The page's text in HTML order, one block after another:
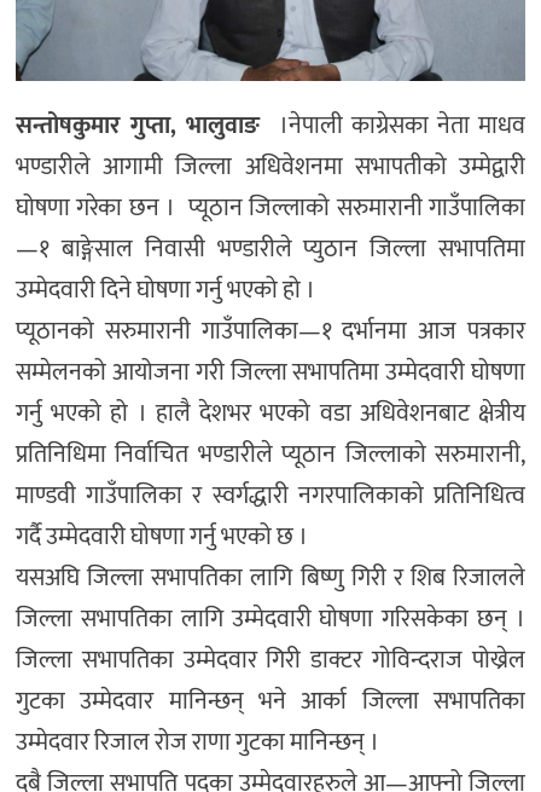
सन्तोषकुमार गुप्ता, भालुवाङ ।नेपाली काग्रेसका नेता माधव
भण्डारीले आगामी जिल्ला अधिवेशनमा सभापतीको उम्मेद्वारी
घोषणा गरेका छन । प्यूठान जिल्लाको सरुमारानी गाउँपालिका
—१ बाङ्गेसाल निवासी भण्डारीले प्युठान जिल्ला सभापतिमा
उम्मेदवारी दिने घोषणा गर्नु भएको हो ।
प्यूठानको सरुमारानी गाउँपालिका—१ दर्भानमा आज पत्रकार
सम्मेलनको आयोजना गरी जिल्ला सभापतिमा उम्मेदवारी घोषणा
गर्नु भएको हो । हालै देशभर भएको वडा अधिवेशनबाट क्षेत्रीय
प्रतिनिधिमा निर्वाचित भण्डारीले प्यूठान जिल्लाको सरुमारानी,
माण्डवी गाउँपालिका र स्वर्गद्धारी नगरपालिकाको प्रतिनिधित्व
गर्दै उम्मेदवारी घोषणा गर्नु भएको छ ।
यसअघि जिल्ला सभापतिका लागि बिष्णु गिरी र शिब रिजालले
जिल्ला सभापतिका लागि उम्मेदवारी घोषणा गरिसकेका छन् ।
जिल्ला सभापतिका उम्मेदवार गिरी डाक्टर गोविन्दराज पोख्रेल
गुटका उम्मेदवार मानिन्छन् भने आर्का जिल्ला सभापतिका
उम्मेदवार रिजाल रोज राणा गुटका मानिन्छन् ।